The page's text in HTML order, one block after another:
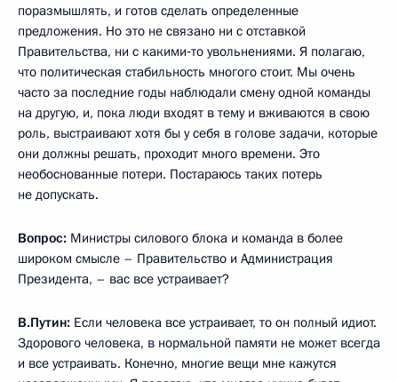
поразмышлять, и готов сделать определенные
предложения. Но это не связано ни с отставкой
Правительства, ни с какими‑то увольнениями. Я полагаю,
что политическая стабильность многого стоит. Мы очень
часто за последние годы наблюдали смену одной команды
на другую, и, пока люди входят в тему и вживаются в свою
роль, выстраивают хотя бы у себя в голове задачи, которые
они должны решать, проходит много времени. Это
необоснованные потери. Постараюсь таких потерь
не допускать.
Вопрос: Министры силового блока и команда в более
широком смысле – Правительство и Администрация
Президента, – вас все устраивает?
В.Путин: Если человека все устраивает, то он полный идиот.
Здорового человека, в нормальной памяти не может всегда
и все устраивать. Конечно, многие вещи мне кажутся